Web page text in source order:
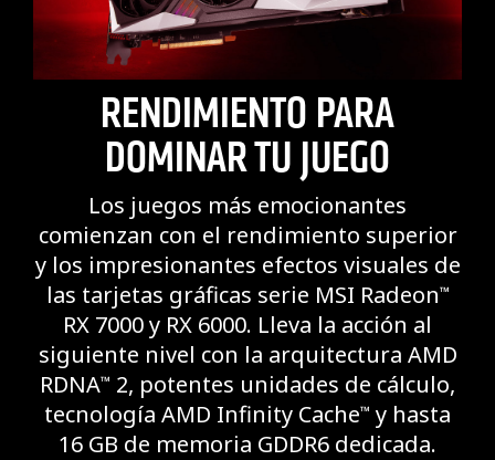
RENDIMIENTO PARA
DOMINAR TU JUEGO
Los juegos más emocionantes
comienzan con el rendimiento superior
y los impresionantes efectos visuales de
las tarjetas gráficas serie MSI Radeon™
RX 7000 y RX 6000. Lleva la acción al
siguiente nivel con la arquitectura AMD
RDNA™ 2, potentes unidades de cálculo,
tecnología AMD Infinity Cache™ y hasta
16 GB de memoria GDDR6 dedicada.